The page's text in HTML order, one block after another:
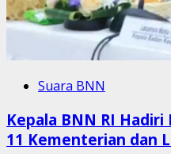
Suara BNN
Kepala BNN RI Hadiri
11 Kementerian dan